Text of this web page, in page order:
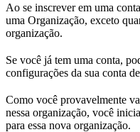
Ao se inscrever em uma
uma Organização, exceto
organização.
Se você já tem uma conta,
configurações da sua conta
Como você provavelmente
nessa organização, você
para essa nova organização.